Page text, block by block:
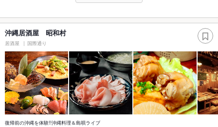
沖縄居酒屋 昭和村
居酒屋 国際通り
復帰前の沖縄を体験!!沖縄料理＆島唄ライブ